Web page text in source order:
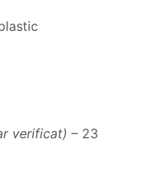
verificat) – 23